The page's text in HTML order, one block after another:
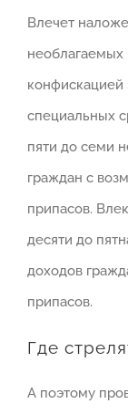
Влечет
конфискацией
специальных
пяти до семи
граждан с
припасов.
десяти до
доходов
припасов.
Где
А поэтому